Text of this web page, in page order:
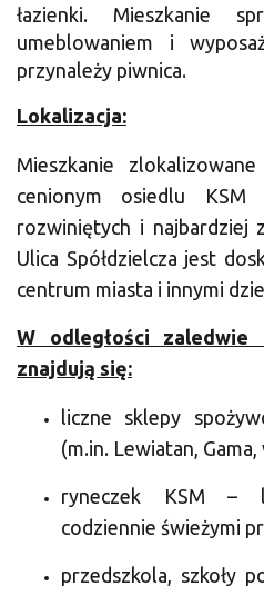
łazienki. Mieszkanie
umeblowaniem i
przynależy piwnica.
Lokalizacja:
Mieszkanie
cenionym osiedlu
rozwiniętych i najbardziej
Ulica Spółdzielcza jest
centrum miasta i innymi
W odległości zaledwie
znajdują się:
liczne sklepy
(m.in. Lewiatan,
ryneczek KSM –
codziennie świeżymi
przedszkola, szkoły